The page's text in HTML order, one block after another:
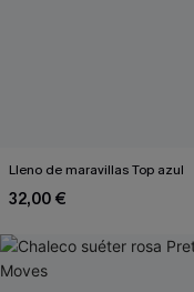
Lleno de maravillas Top azul
32,00 €